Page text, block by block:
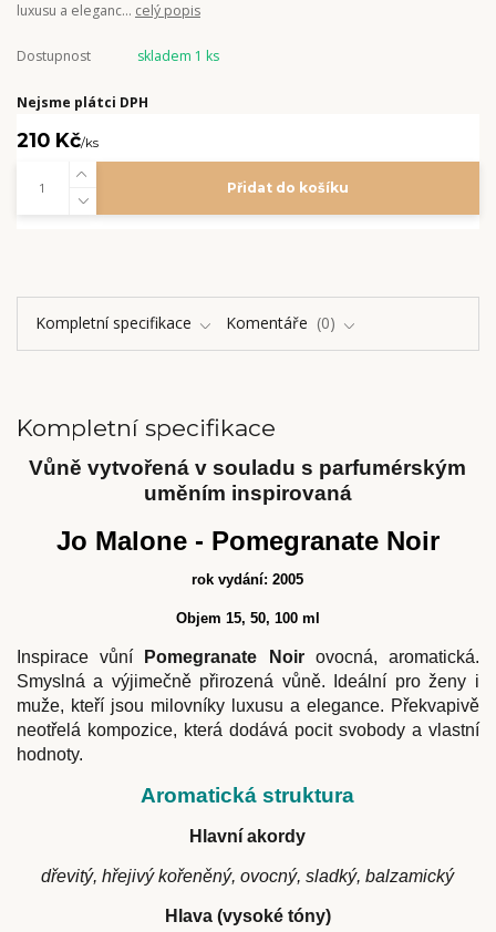
luxusu a eleganc... celý popis
Dostupnost skladem 1 ks
Nejsme plátci DPH
210 Kč/ks
Přidat do košíku
Kompletní specifikace Komentáře 0
Kompletní specifikace
Vůně vytvořená v souladu s parfumérským
uměním inspirovaná
Jo Malone - Pomegranate Noir
rok vydání: 2005
Objem 15, 50, 100 ml
Inspirace vůní Pomegranate Noirovocná, aromatická.
Smyslná a výjimečně přirozená vůně. Ideální pro ženy i
muže, kteří jsou milovníky luxusu a elegance. Překvapivě
neotřelá kompozice, která dodává pocit svobody a vlastní
hodnoty.
Aromatická struktura
Hlavní akordy
dřevitý, hřejivý kořeněný, ovocný, sladký, balzamický
Hlava (vysoké tóny)